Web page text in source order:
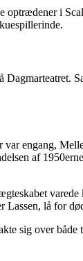
i
engang,
af
Lassen, lå
sig over